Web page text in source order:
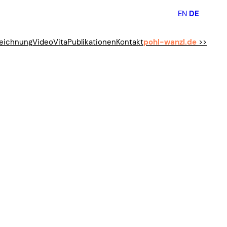
VideoVitaPublikationenKontaktpohl-wanzl.de >>
EN DE